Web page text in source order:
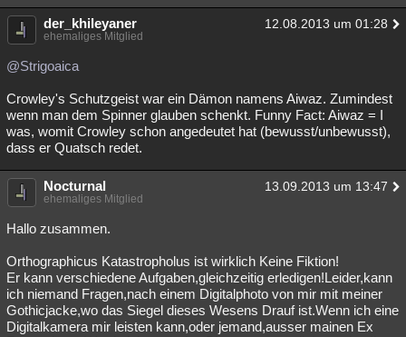
der_khileyaner 12.08.2013 um 01:28
ehemaliges Mitglied
@Strigoaica
Crowley's Schutzgeist war ein Dämon namens Aiwaz. Zumindest
wenn man dem Spinner glauben schenkt. Funny Fact: Aiwaz = I
was, womit Crowley schon angedeutet hat (bewusst/unbewusst),
dass er Quatsch redet.
Nocturnal 13.09.2013 um 13:47
ehemaliges Mitglied
Hallo zusammen.
Orthographicus Katastropholus ist wirklich Keine Fiktion!
Er kann verschiedene Aufgaben,gleichzeitig erledigen!Leider,kann
ich niemand Fragen,nach einem Digitalphoto von mir mit meiner
Gothicjacke,wo das Siegel dieses Wesens Drauf ist.Wenn ich eine
Digitalkamera mir leisten kann,oder jemand,ausser mainen Ex